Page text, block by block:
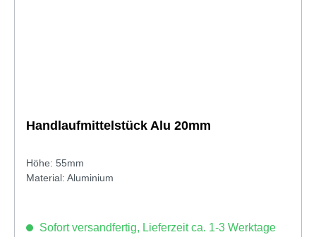
Handlaufmittelstück Alu 20mm
Höhe: 55mm
Material: Aluminium
Sofort versandfertig, Lieferzeit ca. 1-3 Werktage